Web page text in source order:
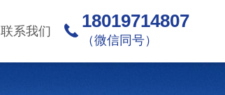
联系我们 18019714807
（微信同号）